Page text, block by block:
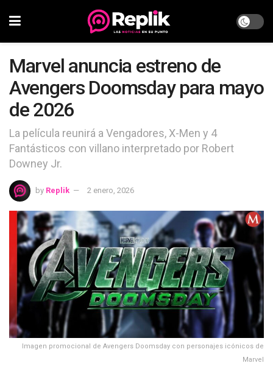
Marvel anuncia estreno de
Avengers Doomsday para mayo
de 2026
La película reunirá a Vengadores, X-Men y 4
Fantásticos con villano interpretado por Robert
Downey Jr.
by Replik 2 enero, 2026
Imagen promocional de Avengers Doomsday con personajes icónicos de
Marvel